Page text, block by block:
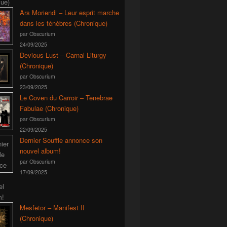
Ars Moriendi – Leur esprit marche
dans les ténèbres (Chronique)
par Obscurium
24/09/2025
Devious Lust – Carnal Liturgy
(Chronique)
par Obscurium
23/09/2025
Le Coven du Carroir – Tenebrae
Fabulae (Chronique)
par Obscurium
22/09/2025
Dernier Souffle annonce son
nouvel album!
par Obscurium
17/09/2025
Mesfetor – Manifest II
(Chronique)